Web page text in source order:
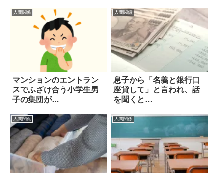
人間関係
マンションのエントラン
スでふざけ合う小学生男
子の集団が…
人間関係
息子から「名義と銀行口
座貸して」と言われ、話
を聞くと…
人間関係 人間関係